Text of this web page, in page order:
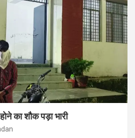
का शौक पड़ा भारी